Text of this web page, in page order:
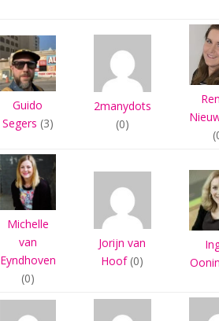
Guido
Segers (3)
2manydots
(0)
Michelle
van
Eyndhoven
(0)
Jorijn van
Hoof(0)